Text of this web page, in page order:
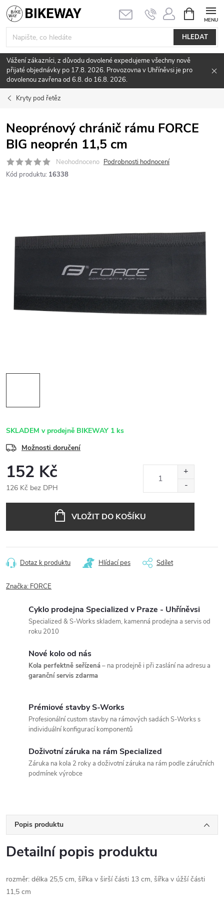
Přejít
na
obsah
HLEDAT
NÁKUPNÍ
KOŠÍK
Vážení zákazníci, z důvodu dovolené expedujeme všechny nově
přijaté objednávky po 17.8. 2026. Provozovna v Uhříněvsi je pro
dovolenou zavřena od 6.8. do 16.8. 2026.
Kryty pod řetěz
Neoprénový chránič rámu FORCE
BIG neoprén 11,5 cm
Neohodnoceno Podrobnosti hodnocení
Kód produktu: 16338
SKLADEM v prodejně BIKEWAY 1 ks
Možnosti doručení
152 Kč
126 Kč bez DPH
VLOŽIT DO KOŠÍKU
Dotaz k produktu Hlídací pes Sdílet
Značka: FORCE
Cyklo prodejna Specialized v Praze - Uhříněvsi
Specialized & S-Works skladem, kamenná prodejna a servis od
roku 2010
Nové kolo od nás
Kola perfektně seřízená– na prodejně i při zaslání na adresu a
garanční servis zdarma
Prémiové stavby S-Works
Profesionální custom stavby na rámových sadách S-Works s
individuální konfigurací komponentů
Doživotní záruka na rám Specialized
Záruka na kola 2 roky a doživotní záruka na rám podle záručních
podmínek výrobce
Popis produktu
Detailní popis produktu
rozměr: délka 25,5 cm, šířka v širší části 13 cm, šířka v úžší části
11,5 cm